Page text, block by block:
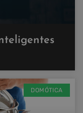
DOMÓTICA